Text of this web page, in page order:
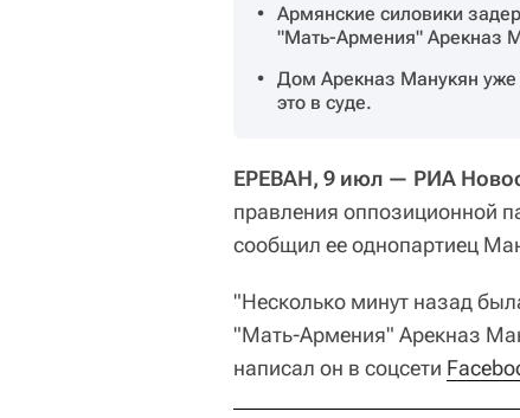
Армянские силовики
"Мать-Армения" Арекназ
Дом Арекназ Манукян уже
это в суде.
ЕРЕВАН, 9 июл — РИА
правления оппозиционной
сообщил ее однопартиец
"Несколько минут назад
"Мать-Армения" Арекназ
написал он в соцсети